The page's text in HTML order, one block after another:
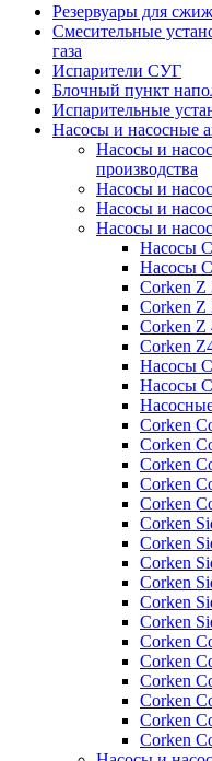
Резервуары для
Смесительные
газа
Испарители СУГ
Блочный пункт
Испарительные
Насосы и насосные
Насосы и
производства
Насосы и
Насосы и
Насосы и
Насосы
Насосы
Corken Z
Corken Z
Corken Z
Corken
Насосы
Насосы
Corken
Corken
Corken
Corken
Corken
Corken
Corken
Corken
Corken
Corken
Corken
Corken
Corken
Corken
Corken
Corken
Corken